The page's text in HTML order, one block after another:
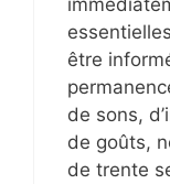
être
de sons,
de goûts,
de trente